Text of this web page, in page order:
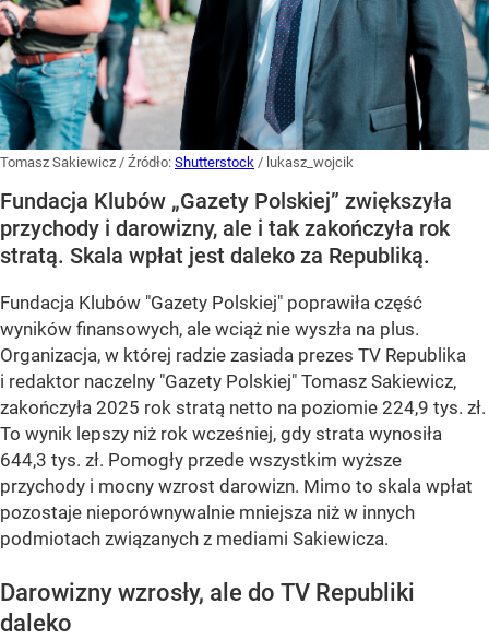
Tomasz Sakiewicz / Źródło: Shutterstock / lukasz_wojcik
Fundacja Klubów „Gazety Polskiej” zwiększyła
przychody i darowizny, ale i tak zakończyła rok
stratą. Skala wpłat jest daleko za Republiką.
Fundacja Klubów "Gazety Polskiej" poprawiła część
wyników finansowych, ale wciąż nie wyszła na plus.
Organizacja, w której radzie zasiada prezes TV Republika
i redaktor naczelny "Gazety Polskiej" Tomasz Sakiewicz,
zakończyła 2025 rok stratą netto na poziomie 224,9 tys. zł.
To wynik lepszy niż rok wcześniej, gdy strata wynosiła
644,3 tys. zł. Pomogły przede wszystkim wyższe
przychody i mocny wzrost darowizn. Mimo to skala wpłat
pozostaje nieporównywalnie mniejsza niż w innych
podmiotach związanych z mediami Sakiewicza.
Darowizny wzrosły, ale do TV Republiki
daleko